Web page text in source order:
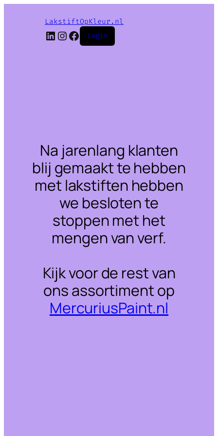
LakstiftOpKleur.nl
LinkedIn
Instagram
Facebook
Login
Na jarenlang klanten
blij gemaakt te hebben
met lakstiften hebben
we besloten te
stoppen met het
mengen van verf.
Kijk voor de rest van
ons assortiment op
MercuriusPaint.nl